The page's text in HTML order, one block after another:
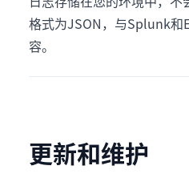
格式为JSON，与Splunk和
容。
更新和维护